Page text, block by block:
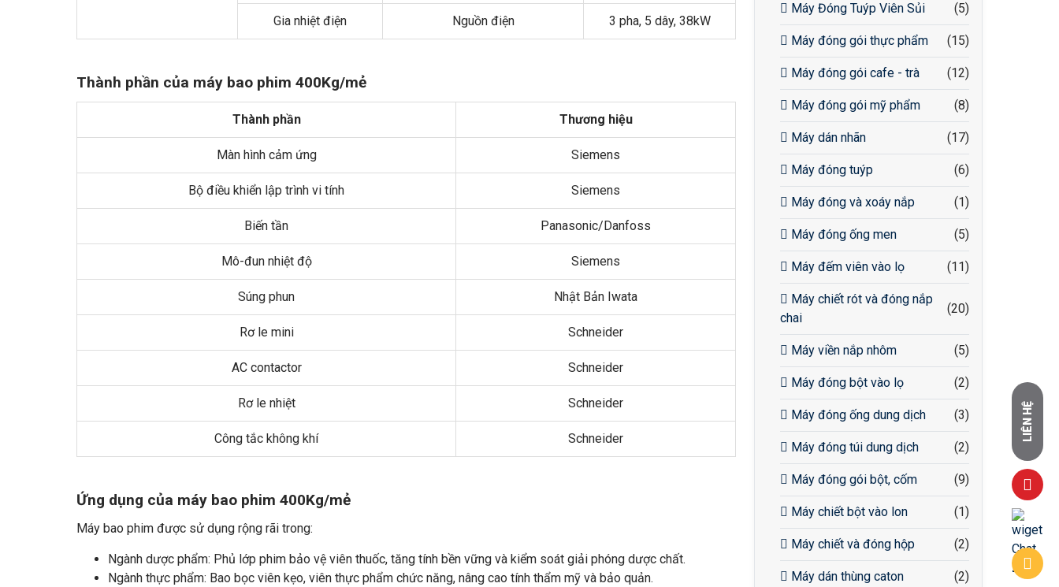
Gia nhiệt điện Nguồn điện 3 pha, 5 dây, 38kW
Thành phần của máy bao phim 400Kg/mẻ
Thành phần Thương hiệu
Màn hình cảm ứng Siemens
Bộ điều khiển lập trình vi tính Siemens
Biến tần Panasonic/Danfoss
Mô-đun nhiệt độ Siemens
Súng phun Nhật Bản Iwata
Rơ le mini Schneider
AC contactor Schneider
Rơ le nhiệt Schneider
Công tắc không khí Schneider
Ứng dụng của máy bao phim 400Kg/mẻ
Máy bao phim được sử dụng rộng rãi trong:
Ngành dược phẩm: Phủ lớp phim bảo vệ viên thuốc, tăng tính bền vững và kiểm soát giải phóng dược chất.
Ngành thực phẩm: Bao bọc viên kẹo, viên thực phẩm chức năng, nâng cao tính thẩm mỹ và bảo quản.
Máy Đóng Tuýp Viên Sủi
(5)
Máy đóng gói thực phẩm (15)
Máy đóng gói cafe - trà (12)
Máy đóng gói mỹ phẩm (8)
Máy dán nhãn (17)
Máy đóng tuýp (6)
Máy đóng và xoáy nắp (1)
Máy đóng ống men (5)
Máy đếm viên vào lọ (11)
Máy chiết rót và đóng nắp
chai
(20)
Máy viền nắp nhôm (5)
Máy đóng bột vào lọ (2)
Máy đóng ống dung dịch (3)
Máy đóng túi dung dịch (2)
Máy đóng gói bột, cốm (9)
Máy chiết bột vào lon (1)
Máy chiết và đóng hộp (2)
Máy dán thùng caton (2)
LIÊN HỆ